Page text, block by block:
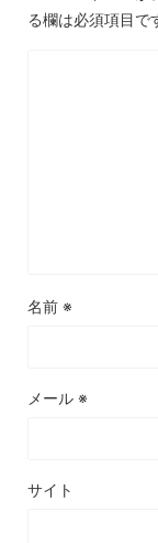
る欄は必須項目で
名前 ※
メール ※
サイト